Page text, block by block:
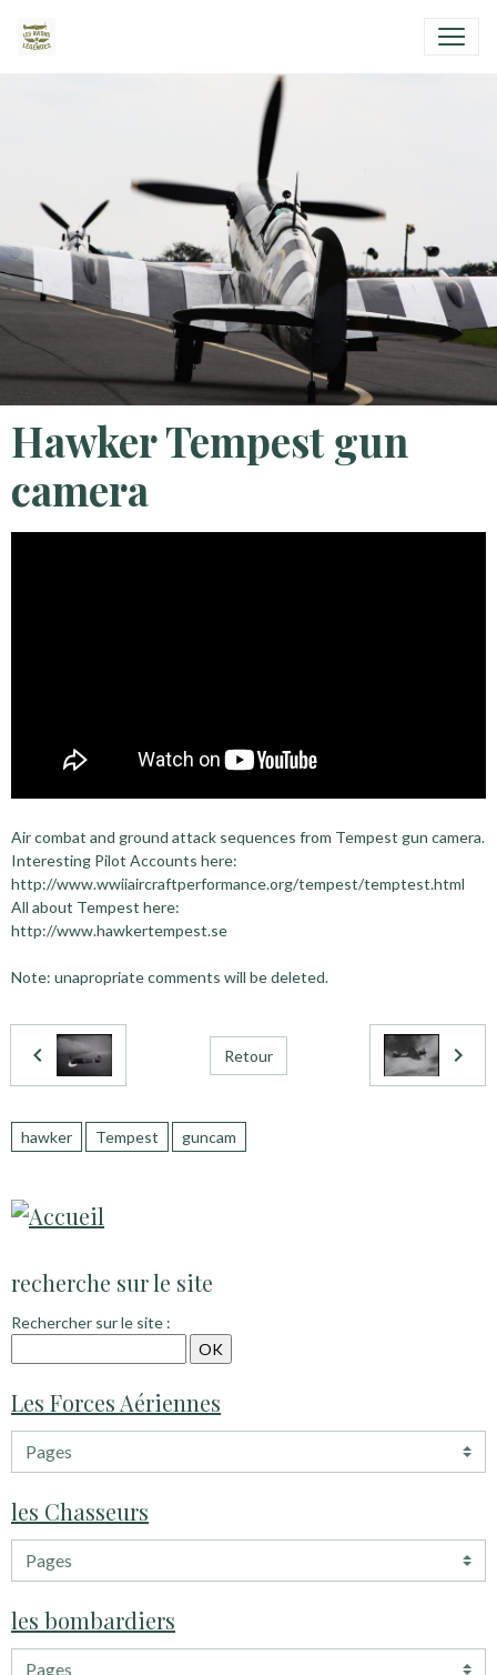
Hawker Tempest gun
camera
Air combat and ground attack sequences from Tempest gun camera.
Interesting Pilot Accounts here:
http://www.wwiiaircraftperformance.org/tempest/temptest.html
All about Tempest here:
http://www.hawkertempest.se
Note: unapropriate comments will be deleted.
Retour
hawker Tempest guncam
recherche sur le site
Rechercher sur le site :
Les Forces Aériennes
les Chasseurs
les bombardiers